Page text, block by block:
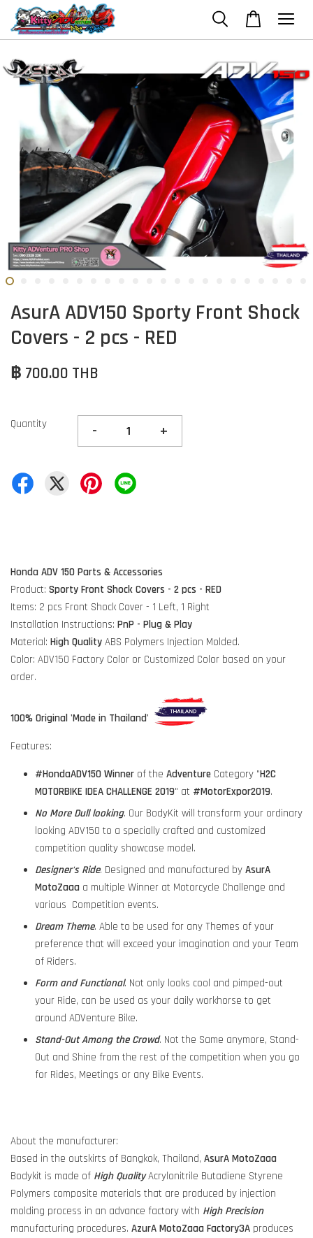
AsurA ADV150 Sporty Front Shock
Covers - 2 pcs - RED
฿ 700.00 THB
Quantity - +
Honda ADV 150 Parts & Accessories
Product: Sporty Front Shock Covers - 2 pcs - RED
Items: 2 pcs Front Shock Cover - 1 Left, 1 Right
Installation Instructions: PnP - Plug & Play
Material: High Quality ABS Polymers Injection Molded.
Color: ADV150 Factory Color or Customized Color based on your
order.
100% Original 'Made in Thailand'
Features:
#HondaADV150 Winner of the Adventure Category "H2C
MOTORBIKE IDEA CHALLENGE 2019" at #MotorExpor2019.
No More Dull looking. Our BodyKit will transform your ordinary
looking ADV150 to a specially crafted and customized
competition quality showcase model.
Designer's Ride. Designed and manufactured by AsurA
MotoZaaa a multiple Winner at Motorcycle Challenge and
various Competition events.
Dream Theme. Able to be used for any Themes of your
preference that will exceed your imagination and your Team
of Riders.
Form and Functional. Not only looks cool and pimped-out
your Ride, can be used as your daily workhorse to get
around ADVenture Bike.
Stand-Out Among the Crowd. Not the Same anymore, Stand-
Out and Shine from the rest of the competition when you go
for Rides, Meetings or any Bike Events.
About the manufacturer:
Based in the outskirts of Bangkok, Thailand, AsurA MotoZaaa
Bodykit is made of High QualityAcrylonitrile Butadiene Styrene
Polymers composite materials that are produced by injection
molding process in an advance factory with High Precision
manufacturing procedures. AzurA MotoZaaa Factory3A produces